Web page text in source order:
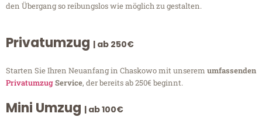
den Übergang so reibungslos wie möglich zu gestalten.
Privatumzug | ab 250€
Starten Sie Ihren Neuanfang in Chaskowo mit unserem umfassenden
PrivatumzugService, der bereits ab 250€ beginnt.
Mini Umzug | ab 100€